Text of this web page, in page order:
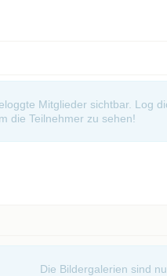
zahlenden Squasher
Mitglieder sichtbar. Log
die Teilnehmer zu sehen!
Die Bildergalerien sind